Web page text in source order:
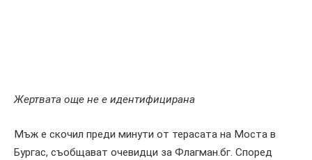
Жертвата още не е идентифицирана
Мъж е скочил преди минути от терасата на Моста в
Бургас, съобщават очевидци за Флагман.бг. Според